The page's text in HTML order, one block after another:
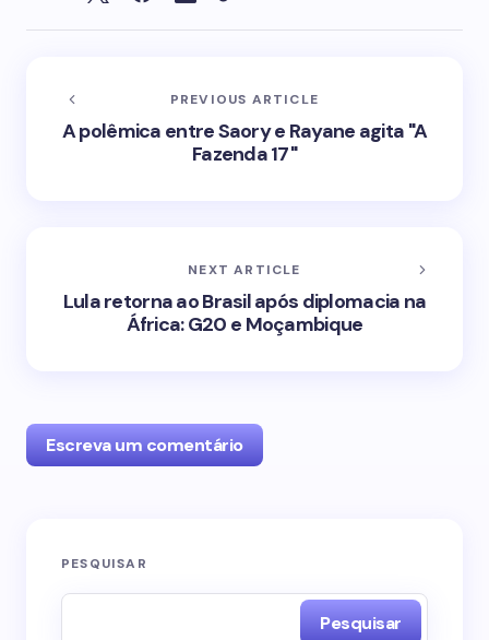
PREVIOUS ARTICLE
A polêmica entre Saory e Rayane agita "A
Fazenda 17"
NEXT ARTICLE
Lula retorna ao Brasil após diplomacia na
África: G20 e Moçambique
Escreva um comentário
O seu endereço de e-mail não será publicado.
PESQUISAR
Pesquisar